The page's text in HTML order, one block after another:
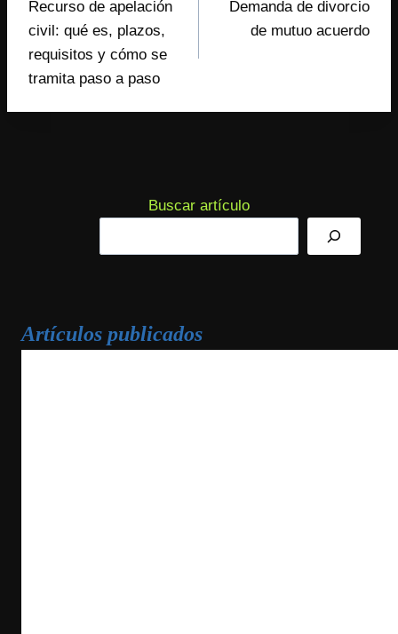
de
entradas
Recurso de apelación
civil: qué es, plazos,
requisitos y cómo se
tramita paso a paso
Demanda de divorcio
de mutuo acuerdo
Buscar artículo
Artículos publicados